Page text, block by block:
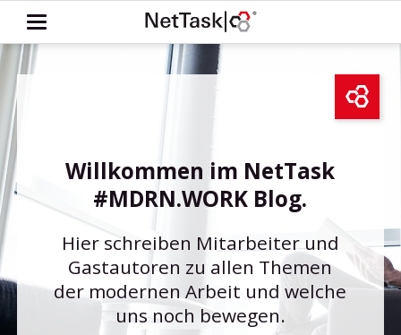
Willkommen im NetTask
#MDRN.WORK Blog.
Hier schreiben Mitarbeiter und
Gastautoren zu allen Themen
der modernen Arbeit und welche
uns noch bewegen.